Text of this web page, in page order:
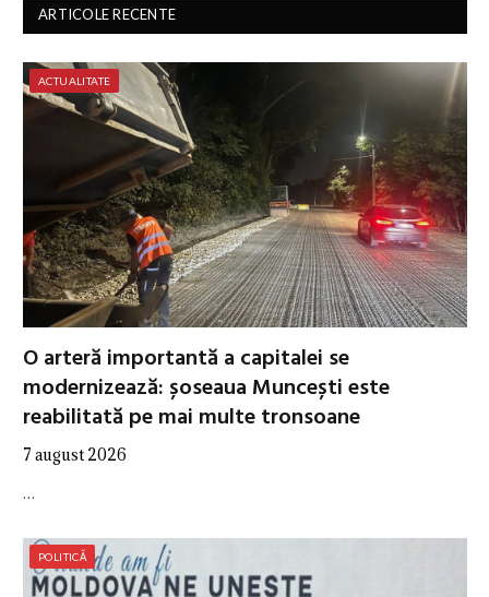
ARTICOLE RECENTE
ACTUALITATE
O arteră importantă a capitalei se
modernizează: șoseaua Muncești este
reabilitată pe mai multe tronsoane
7 august 2026
…
POLITICĂ